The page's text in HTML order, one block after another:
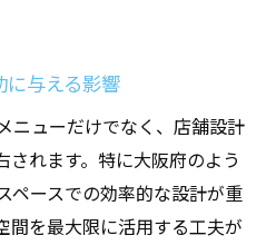
高めるための空調設備選
理と長期的な運用計画
現するための空調設計の
を提供する空調設計の工
に与える影響
ニューだけでなく、店舗設計
されます。特に大阪府のよう
ペースでの効率的な設計が重
間を最大限に活用する工夫が